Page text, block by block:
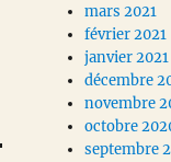
mars 2021
février 2021
janvier 2021
décembre
novembre
octobre
septembre